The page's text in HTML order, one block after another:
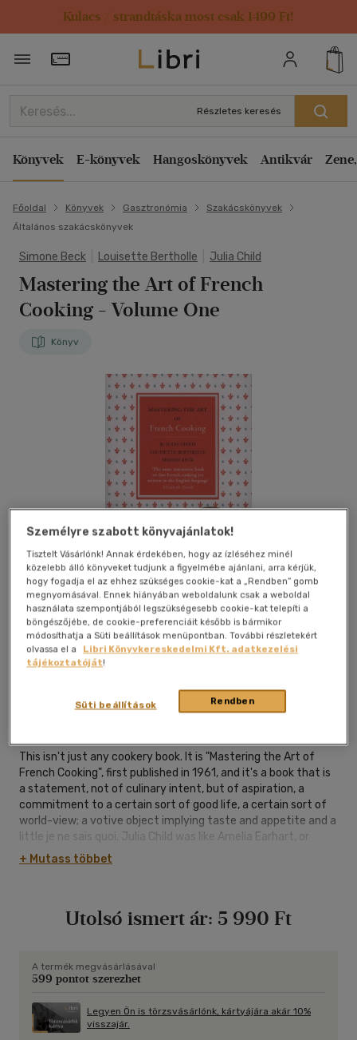
Kulacs / strandtáska most csak 1499 Ft!
Törzsvásárlói Kártya adatai
Részletes keresés
Könyvek E-könyvek Hangoskönyvek Antikvár
Főoldal Könyvek Gasztronómia
Szakácskönyvek
Általános szakácskönyvek
Simone Beck Louisette Bertholle Julia Child
Mastering the Art of French
Cooking - Volume One
Könyv
Kívánságlistához adom Megosztom
Penguin Books Ltd|2010| angol nyelvű|puhatáblás,
This isn't just any cookery book. It is "Mastering the Art of
French Cooking", first published in 1961, and it's a book that is
a statement, not of culinary intent, but of aspiration, a
commitment to a certain sort of good life, a certain sort of
world-view; a votive object implying taste and appetite and a
little je ne sais quoi. Julia Child was like Amelia Earhart, or
Eleanor Roosevelt: she was a hero who'd gone out there and
made a difference.
+ Mutass többet
Utolsó ismert ár: 5 990 Ft
A termék megvásárlásával
599 pontot szerezhet
Legyen Ön is törzsvásárlónk, kártyájára akár 10%
visszajár.
Személyre szabott könyvajánlatok!
Tisztelt Vásárlónk! Annak érdekében, hogy az ízléséhez minél
közelebb álló könyveket tudjunk a figyelmébe ajánlani, arra kérjük,
hogy fogadja el az ehhez szükséges cookie-kat a „Rendben” gomb
megnyomásával. Ennek hiányában weboldalunk csak a weboldal
használata szempontjából legszükségesebb cookie-kat telepíti a
böngészőjébe, de cookie-preferenciáit később is bármikor
módosíthatja a Süti beállítások menüpontban. További részletekért
olvassa el a
Libri Könyvkereskedelmi Kft. adatkezelési
tájékoztatóját!
Rendben
Süti beállítások